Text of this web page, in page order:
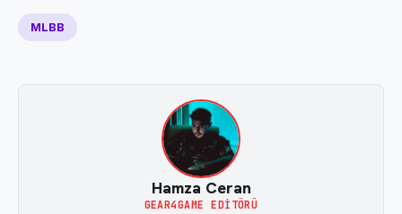
MLBB
Hamza Ceran
GEAR4GAME EDITÖRÜ